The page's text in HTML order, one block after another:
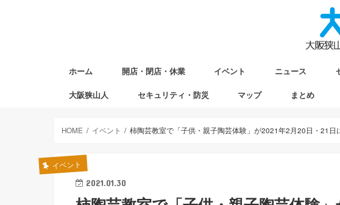
ホーム 開店・閉店・休業 イベント ニュース
大阪狭山人 セキュリティ・防災 マップ まとめ
HOME イベント 柿陶芸教室で「子供・親子陶芸体験」が2021年2月20日・21日
イベント
2021.01.30